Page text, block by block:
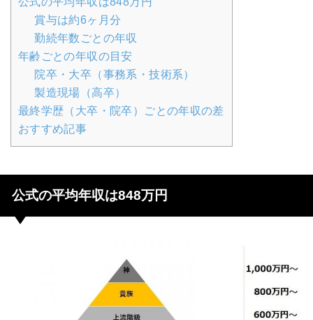
賞与は約6ヶ月分
勤続年数ごとの年収
年齢ごとの年収の目安
院卒・大卒（事務系・技術系）
製造現場（高卒）
最終学歴（大卒・院卒）ごとの年収の差
おすすめ記事
公式の平均年収は848万円